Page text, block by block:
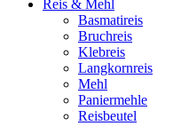
Reis & Mehl
Basmatireis
Bruchreis
Klebreis
Langkornreis
Mehl
Paniermehle
Reisbeutel